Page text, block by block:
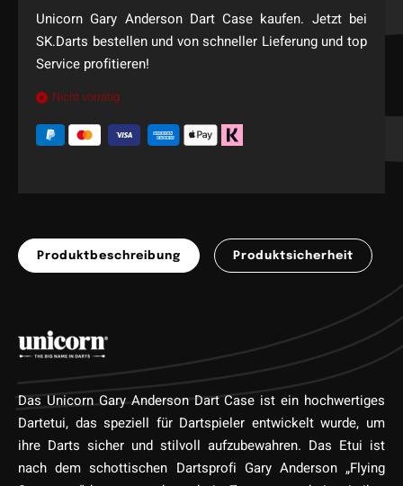
Unicorn Gary Anderson Dart Case kaufen. Jetzt bei
SK.Darts bestellen und von schneller Lieferung und top
Service profitieren!
Nicht vorrätig
Produktbeschreibung Produktsicherheit
Das Unicorn Gary Anderson Dart Case ist ein hochwertiges
Dartetui, das speziell für Dartspieler entwickelt wurde, um
ihre Darts sicher und stilvoll aufzubewahren. Das Etui ist
nach dem schottischen Dartsprofi Gary Anderson „Flying